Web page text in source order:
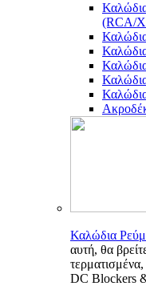
(RCA/
Καλώδια
αυτή, θα
DC Blockers